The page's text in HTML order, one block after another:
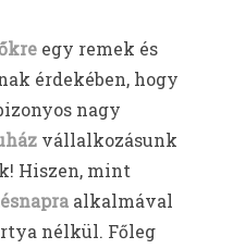
egy remek és
érdekében, hogy
nagy
vállalkozásunk
Hiszen, mint
alkalmával
nélkül. Főleg